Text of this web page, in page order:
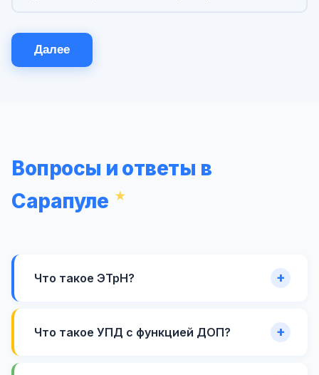
Далее
Вопросы и ответы в
Сарапуле
Что такое ЭТрН?
Что такое УПД с функцией ДОП?